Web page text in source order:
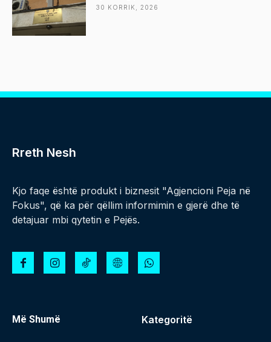
30 KORRIK, 2026
Rreth Nesh
Kjo faqe është produkt i biznesit "Agjencioni Peja në
Fokus", që ka për qëllim informimin e gjerë dhe të
detajuar mbi qytetin e Pejës.
Më Shumë Kategoritë